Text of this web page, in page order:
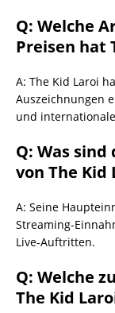
Q: Welche
Preisen hat
A: The Kid Laroi
Auszeichnungen
und
Q: Was
von The Kid
A: Seine
Streaming-
Live-Auftritten.
Q: Welche
The Kid